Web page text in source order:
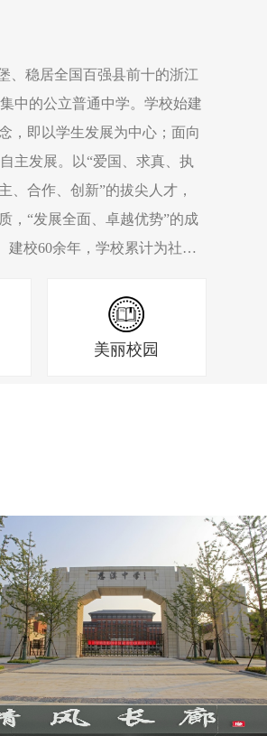
稳居全国百强县前十的浙江
中的公立普通中学。学校始建
，即以学生发展为中心；面向
主发展。以“爱国、求真、执
、合作、创新”的拔尖人才，
，“发展全面、卓越优势”的成
校60余年，学校累计为社会
生物、信息学等五大学科均
赛中夺得浙江省首枚奥赛金
办学思想先进、师资力量雄
美丽校园